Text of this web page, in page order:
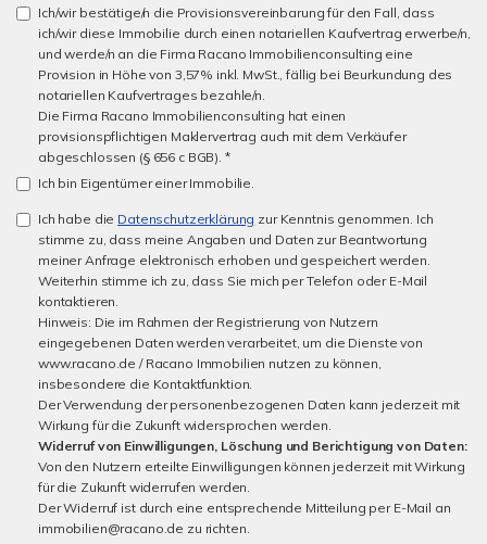
Ich/wir bestätige/n die Provisionsvereinbarung für den Fall, dass
ich/wir diese Immobilie durch einen notariellen Kaufvertrag erwerbe/n,
und werde/n an die Firma Racano Immobilienconsulting eine
Provision in Höhe von 3,57% inkl. MwSt., fällig bei Beurkundung des
notariellen Kaufvertrages bezahle/n.
Die Firma Racano Immobilienconsulting hat einen
provisionspflichtigen Maklervertrag auch mit dem Verkäufer
abgeschlossen (§ 656 c BGB). *
Ich bin Eigentümer einer Immobilie.
Ich habe die Datenschutzerklärung zur Kenntnis genommen. Ich
stimme zu, dass meine Angaben und Daten zur Beantwortung
meiner Anfrage elektronisch erhoben und gespeichert werden.
Weiterhin stimme ich zu, dass Sie mich per Telefon oder E-Mail
kontaktieren.
Hinweis: Die im Rahmen der Registrierung von Nutzern
eingegebenen Daten werden verarbeitet, um die Dienste von
www.racano.de / Racano Immobilien nutzen zu können,
insbesondere die Kontaktfunktion.
Der Verwendung der personenbezogenen Daten kann jederzeit mit
Wirkung für die Zukunft widersprochen werden.
Widerruf von Einwilligungen, Löschung und Berichtigung von Daten:
Von den Nutzern erteilte Einwilligungen können jederzeit mit Wirkung
für die Zukunft widerrufen werden.
Der Widerruf ist durch eine entsprechende Mitteilung per E-Mail an
immobilien@racano.de zu richten.